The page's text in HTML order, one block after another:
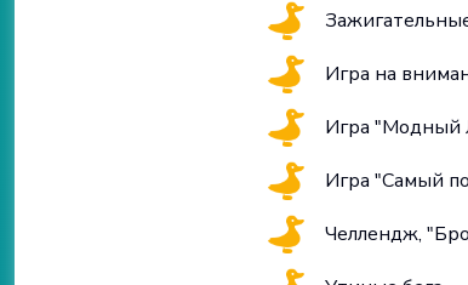
Игра на
Игра "Модный
Игра "Самый
Челлендж,